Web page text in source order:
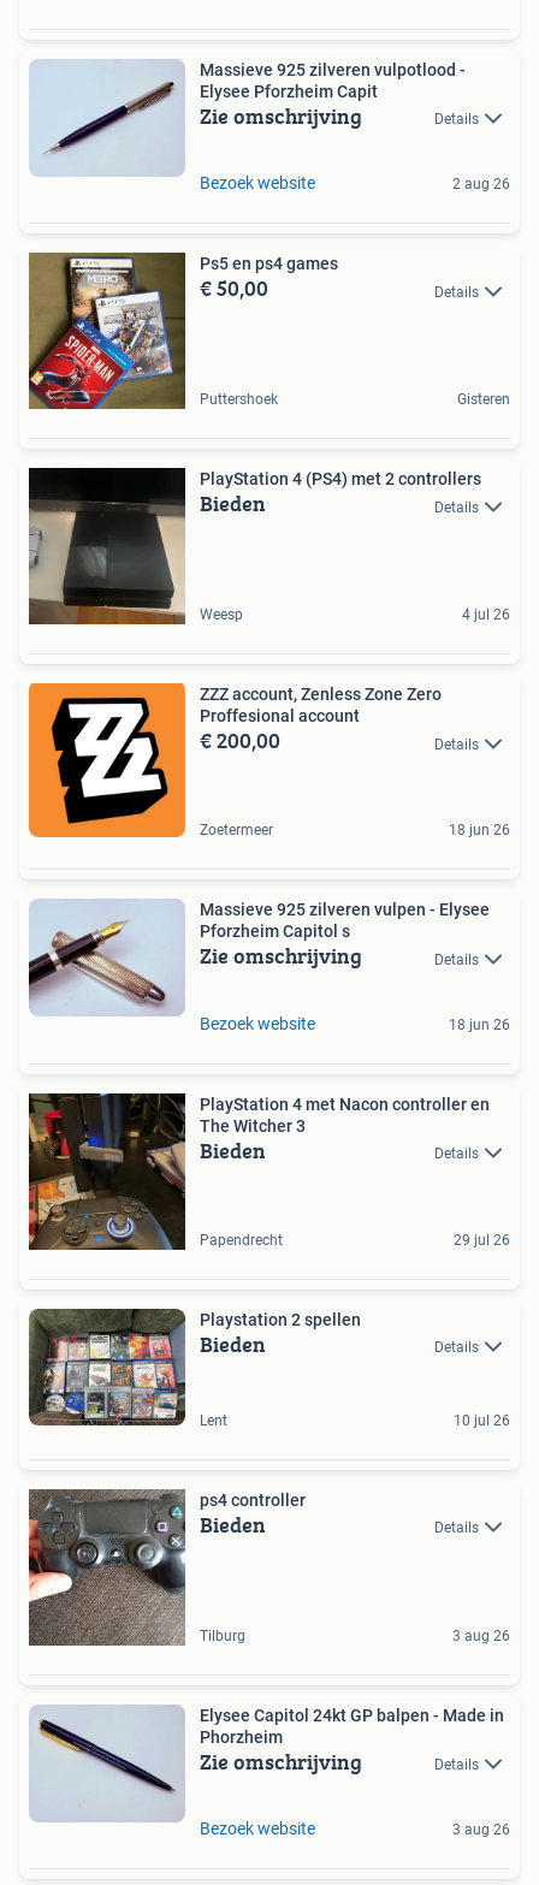
Massieve 925 zilveren vulpotlood -
Elysee Pforzheim Capit
Zie omschrijving Details
Bezoek website 2 aug 26
Ps5 en ps4 games
€ 50,00 Details
Puttershoek Gisteren
PlayStation 4 (PS4) met 2 controllers
Bieden Details
Weesp 4 jul 26
ZZZ account, Zenless Zone Zero
Proffesional account
€ 200,00 Details
Zoetermeer 18 jun 26
Massieve 925 zilveren vulpen - Elysee
Pforzheim Capitol s
Zie omschrijving Details
Bezoek website 18 jun 26
PlayStation 4 met Nacon controller en
The Witcher 3
Bieden Details
Papendrecht 29 jul 26
Playstation 2 spellen
Bieden Details
Lent 10 jul 26
ps4 controller
Bieden Details
Tilburg 3 aug 26
Elysee Capitol 24kt GP balpen - Made in
Phorzheim
Zie omschrijving Details
Bezoek website 3 aug 26